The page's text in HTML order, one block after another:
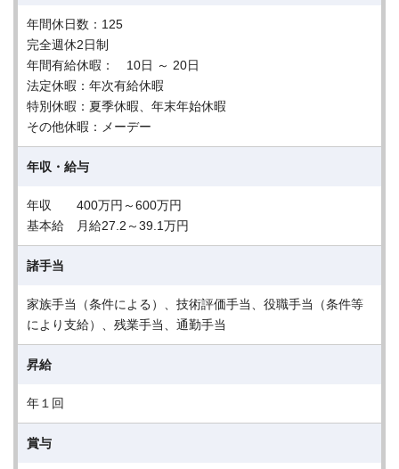
年間休日数：125
完全週休2日制
年間有給休暇： 10日 ～ 20日
法定休暇：年次有給休暇
特別休暇：夏季休暇、年末年始休暇
その他休暇：メーデー
年収・給与
年収 400万円～600万円
基本給 月給27.2～39.1万円
諸手当
家族手当（条件による）、技術評価手当、役職手当（条件等
により支給）、残業手当、通勤手当
昇給
年１回
賞与